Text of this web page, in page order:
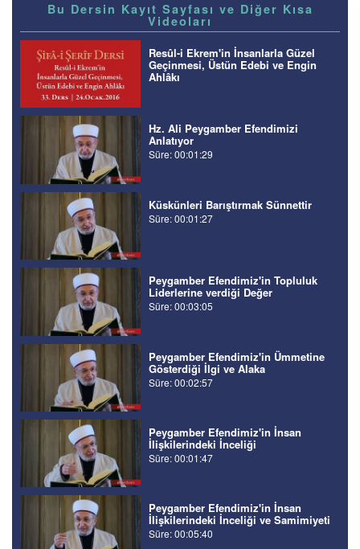
Bu Dersin Kayıt Sayfası ve Diğer Kısa
Videoları
Resûl-i Ekrem'in İnsanlarla Güzel
Geçinmesi, Üstün Edebi ve Engin
Ahlâkı
Hz. Ali Peygamber Efendimizi
Anlatıyor
Süre: 00:01:29
Küskünleri Barıştırmak Sünnettir
Süre: 00:01:27
Peygamber Efendimiz'in Topluluk
Liderlerine verdiği Değer
Süre: 00:03:05
Peygamber Efendimiz'in Ümmetine
Gösterdiği İlgi ve Alaka
Süre: 00:02:57
Peygamber Efendimiz'in İnsan
İlişkilerindeki İnceliği
Süre: 00:01:47
Peygamber Efendimiz'in İnsan
İlişkilerindeki İnceliği ve Samimiyeti
Süre: 00:05:40